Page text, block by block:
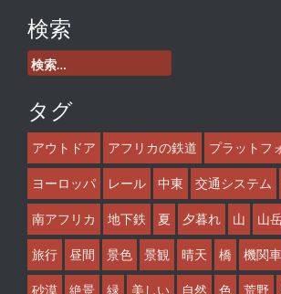
検索
検
索:
タグ
アウトドア アフリカの鉄道 プラットフ
ヨーロッパ レール 中東 交通システム
南アフリカ 地下鉄 夏 夕暮れ 山 山
旅行 昼間 景色 景観 晴天 橋 機関車
砂漠 絶景 緑 美しい 自然 色 荒野